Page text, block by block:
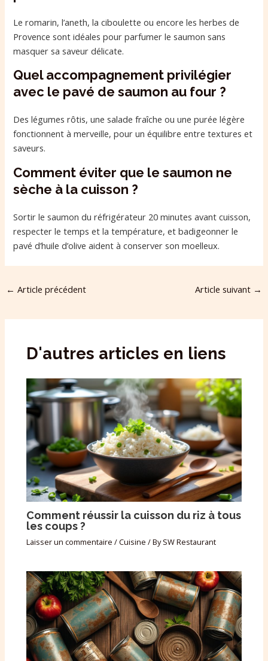
Le romarin, l’aneth, la ciboulette ou encore les herbes de
Provence sont idéales pour parfumer le saumon sans
masquer sa saveur délicate.
Quel accompagnement privilégier
avec le pavé de saumon au four ?
Des légumes rôtis, une salade fraîche ou une purée légère
fonctionnent à merveille, pour un équilibre entre textures et
saveurs.
Comment éviter que le saumon ne
sèche à la cuisson ?
Sortir le saumon du réfrigérateur 20 minutes avant cuisson,
respecter le temps et la température, et badigeonner le
pavé d’huile d’olive aident à conserver son moelleux.
← Article précédent Article suivant →
D'autres articles en liens
Comment réussir la cuisson du riz à tous
les coups ?
Laisser un commentaire /Cuisine / BySW Restaurant